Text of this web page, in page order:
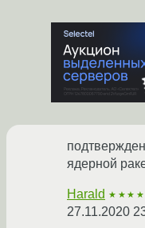
ядерной
Harald
27.11.2020